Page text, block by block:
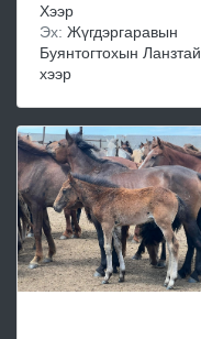
Хээр
Эх: Жүгдэргаравын
Буянтогтохын Ланзтай
хээр